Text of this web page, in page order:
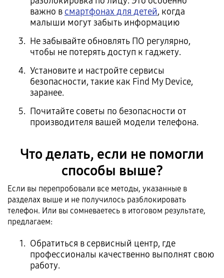
важно в смартфонах для детей, когда
малыши могут забыть информацию
Не забывайте обновлять ПО регулярно,
чтобы не потерять доступ к гаджету.
Установите и настройте сервисы
безопасности, такие как Find My Device,
заранее.
Почитайте советы по безопасности от
производителя вашей модели телефона.
Что делать, если не помогли
способы выше?
Если вы перепробовали все методы, указанные в
разделах выше и не получилось разблокировать
телефон. Или вы сомневаетесь в итоговом результате,
предлагаем:
Обратиться в сервисный центр, где
профессионалы качественно выполнят свою
работу.